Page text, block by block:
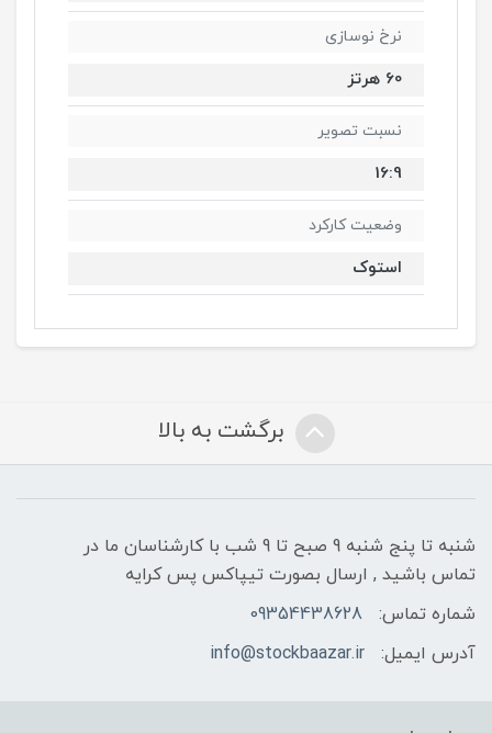
نرخ نوسازی
60 هرتز
نسبت تصویر
16:9
وضعیت کارکرد
استوک
برگشت به بالا
شنبه تا پنج شنبه 9 صبح تا 9 شب با کارشناسان ما در
تماس باشید , ارسال بصورت تیپاکس پس کرایه
شماره تماس:
09354438628
آدرس ایمیل:
info@stockbaazar.ir